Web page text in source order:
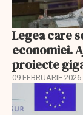
Legea care
economiei.
proiecte
09 FEBRUARIE 2026